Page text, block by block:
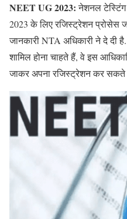
NEET UG 2023:नेशनल
2023 के लिए रजिस्ट्रेशन प्रोसेस
जानकारी NTA अधिकारी ने दे दी
शामिल होना चाहते हैं, वे इस
जाकर अपना रजिस्ट्रेशन कर सकते